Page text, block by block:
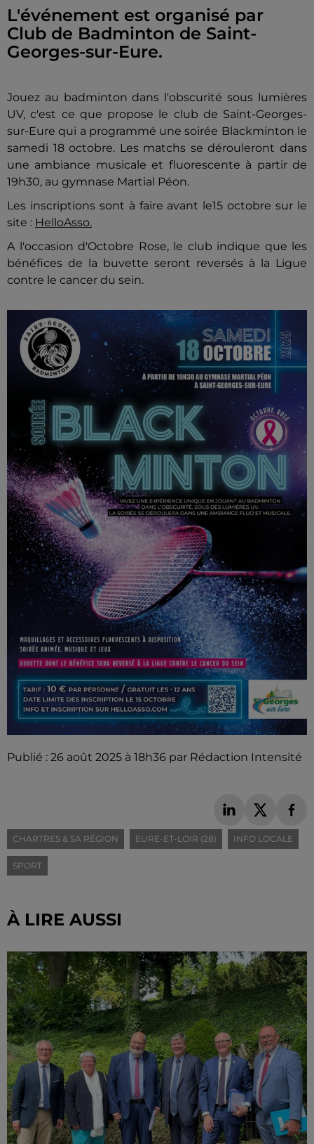
L'événement est organisé par
Club de Badminton de Saint-
Georges-sur-Eure.
Jouez au badminton dans l'obscurité sous lumières
UV, c'est ce que propose le club de Saint-Georges-
sur-Eure qui a programmé une soirée Blackminton le
samedi 18 octobre. Les matchs se dérouleront dans
une ambiance musicale et fluorescente à partir de
19h30, au gymnase Martial Péon.
Les inscriptions sont à faire avant le15 octobre sur le
site : HelloAsso.
A l'occasion d'Octobre Rose, le club indique que les
bénéfices de la buvette seront reversés à la Ligue
contre le cancer du sein.
Publié : 26 août 2025 à 18h36 par Rédaction Intensité
CHARTRES & SA RÉGION EURE-ET-LOIR (28) INFO LOCALE
SPORT
À LIRE AUSSI